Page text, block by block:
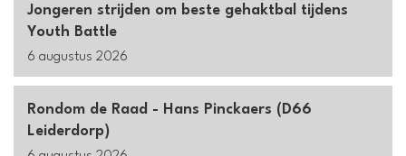
Jongeren strijden om beste gehaktbal tijdens
Youth Battle
6 augustus 2026
Rondom de Raad - Hans Pinckaers (D66
Leiderdorp)